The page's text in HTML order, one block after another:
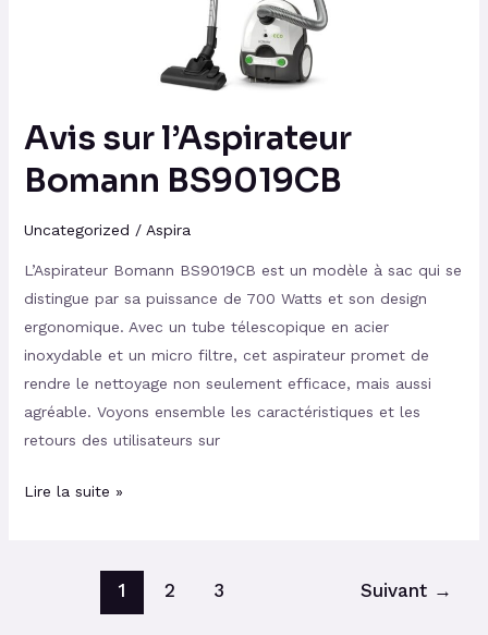
Avis sur l’Aspirateur
Bomann BS9019CB
Uncategorized / Aspira
L’Aspirateur Bomann BS9019CB est un modèle à sac qui se
distingue par sa puissance de 700 Watts et son design
ergonomique. Avec un tube télescopique en acier
inoxydable et un micro filtre, cet aspirateur promet de
rendre le nettoyage non seulement efficace, mais aussi
agréable. Voyons ensemble les caractéristiques et les
retours des utilisateurs sur
Lire la suite »
1 2 3 Suivant →